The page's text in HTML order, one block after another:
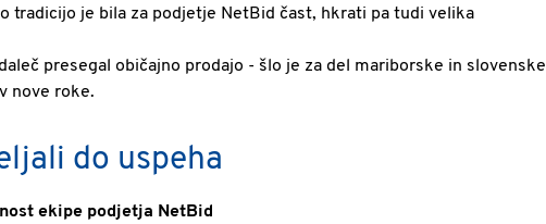
tradicijo je bila za podjetje NetBid čast, hkrati pa tudi velika
presegal običajno prodajo - šlo je za del mariborske in slovenske
nove roke.
do uspeha
ekipe podjetja NetBid